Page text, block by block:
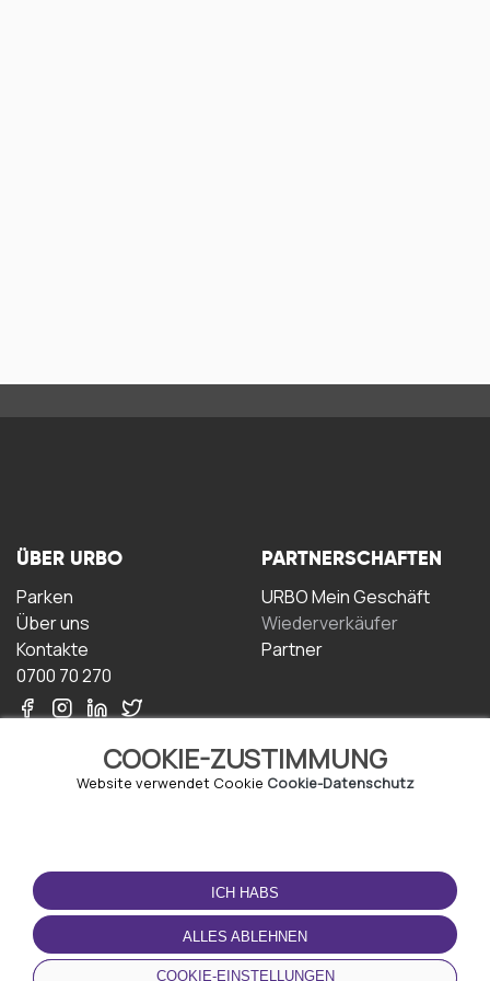
COOKIE-ZUSTIMMUNG
Website verwendet Cookie Cookie-Datenschutz
ICH HABS
ALLES ABLEHNEN
COOKIE-EINSTELLUNGEN
ÜBER URBO
Parken
Über uns
Kontakte
0700 70 270
PARTNERSCHAFTEN
URBO Mein Geschäft
Wiederverkäufer
Partner
NUTZUNGSBEDINGUNGEN
Geschäftsbedingungen
Datenschutz-
Bestimmungen
Cookie-Richtlinie
LADEN SIE DIE APP
HERUNTER